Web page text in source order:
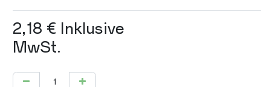
2,18 €
Inklusive
MwSt.